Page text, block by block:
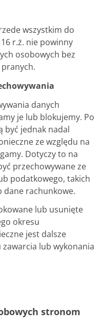
wszystkim do
r.ż. nie powinny
osobowych bez
danych
je lub blokujemy. Po
być jednak nadal
ze względu na
Dotyczy to na
przechowywane ze
podatkowego, takich
dane rachunkowe.
lub usunięte
okresu
jest dalsze
lub wykonania
stronom